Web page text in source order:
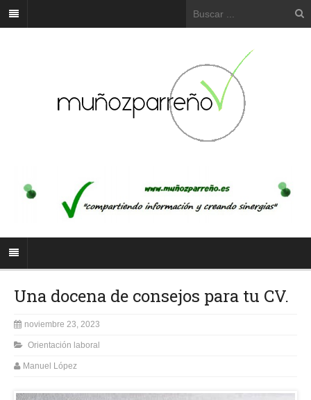
Una docena de consejos para tu CV.
noviembre 23, 2023
Orientación laboral
Manuel López